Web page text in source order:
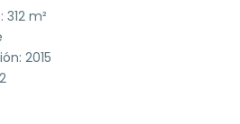
m²
2015